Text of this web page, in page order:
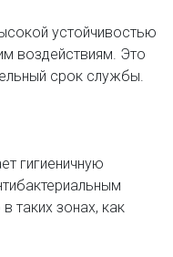
устойчивостью
воздействиям. Это
срок службы.
гигиеничную
таких зонах, как